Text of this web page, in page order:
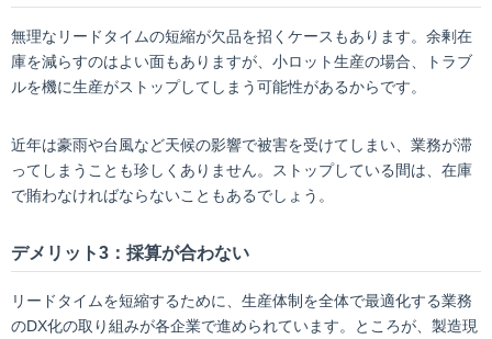
無理なリードタイムの短縮が欠品を招くケースもあります。余剰在
庫を減らすのはよい面もありますが、小ロット生産の場合、トラブ
ルを機に生産がストップしてしまう可能性があるからです。
近年は豪雨や台風など天候の影響で被害を受けてしまい、業務が滞
ってしまうことも珍しくありません。ストップしている間は、在庫
で賄わなければならないこともあるでしょう。
デメリット3：採算が合わない
リードタイムを短縮するために、生産体制を全体で最適化する業務
のDX化の取り組みが各企業で進められています。ところが、製造現